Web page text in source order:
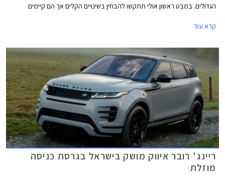
הגדולים. במבט ראשון אולי תתקשו להבחין בשינויים הקלים אך הם קיימים
קרא עוד
ריינג' רובר איווק מושק בישראל בגרסת כניסה
מוזלת